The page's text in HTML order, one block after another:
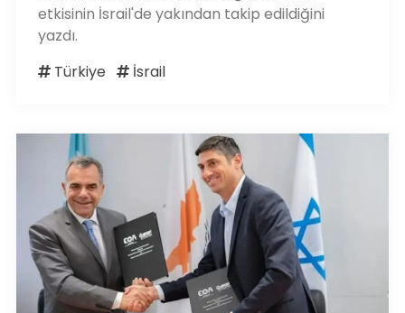
etkisinin İsrail'de yakından takip edildiğini
yazdı.
Türkiye
İsrail